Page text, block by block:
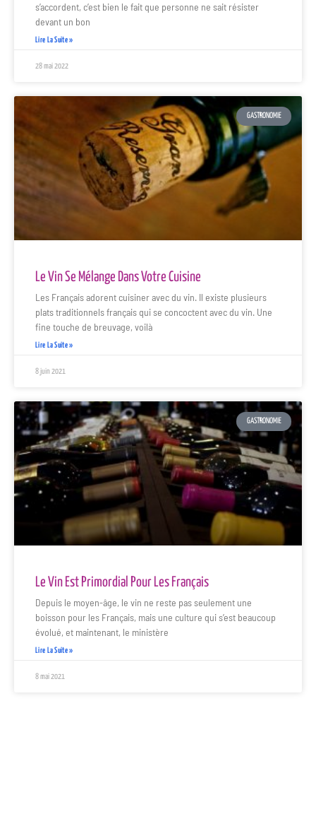
s’accordent, c’est bien le fait que personne ne sait résister
devant un bon
Lire La Suite »
28 mai 2022
GASTRONOMIE
Le Vin Se Mélange Dans Votre Cuisine
Les Français adorent cuisiner avec du vin. Il existe plusieurs
plats traditionnels français qui se concoctent avec du vin. Une
fine touche de breuvage, voilà
Lire La Suite »
8 juin 2021
GASTRONOMIE
Le Vin Est Primordial Pour Les Français
Depuis le moyen-âge, le vin ne reste pas seulement une
boisson pour les Français, mais une culture qui s’est beaucoup
évolué, et maintenant, le ministère
Lire La Suite »
8 mai 2021